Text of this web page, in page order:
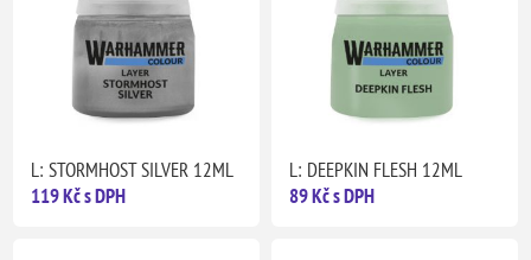
L: STORMHOST SILVER 12ML
119 Kč s DPH
L: DEEPKIN FLESH 12ML
89 Kč s DPH